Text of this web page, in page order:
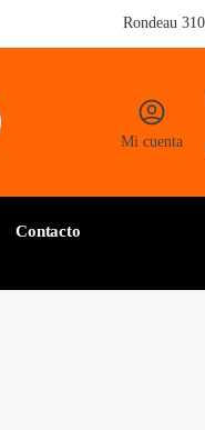
Rondeau
Mi cuenta
Contacto